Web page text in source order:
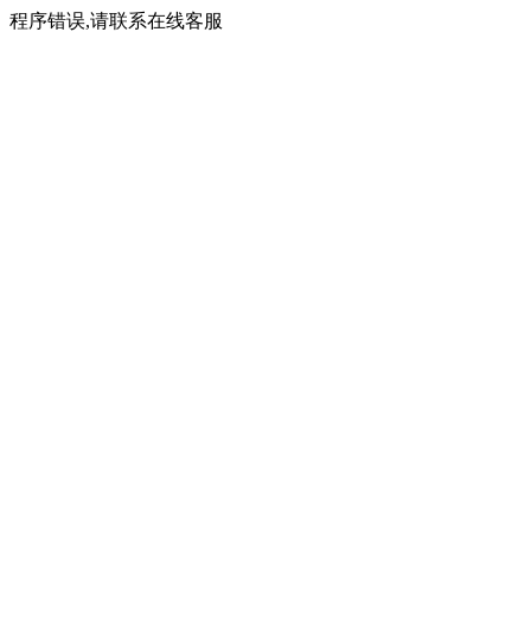
程序错误,请联系在线客服